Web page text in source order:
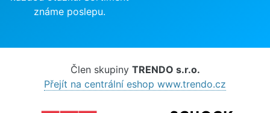
známe poslepu.
Člen skupiny TRENDO s.r.o.
Přejít na centrální eshop www.trendo.cz